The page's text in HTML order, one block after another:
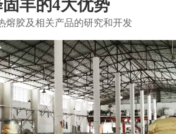
丰的4大优势
熔胶及相关产品的研究和开发